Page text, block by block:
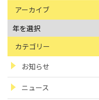
アーカイブ
カテゴリー
お知らせ
ニュース